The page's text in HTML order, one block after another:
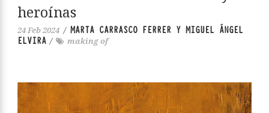
heroínas
24 Feb 2024 / MARTA CARRASCO FERRER Y MIGUEL ÁNGEL
ELVIRA / making of